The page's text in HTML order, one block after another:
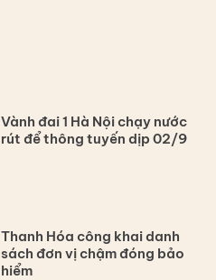
Vành đai 1 Hà Nội chạy nước
rút để thông tuyến dịp 02/9
Thanh Hóa công khai danh
sách đơn vị chậm đóng bảo
hiểm